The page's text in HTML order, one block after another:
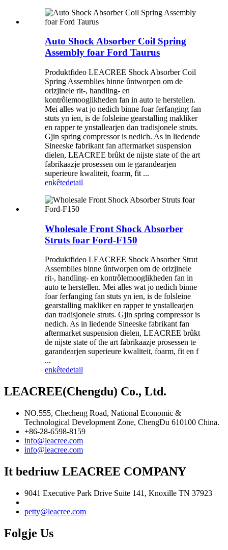
Auto Shock Absorber Coil Spring
Assembly foar Ford Taurus
Produktfideo LEACREE Shock Absorber Coil
Spring Assemblies binne ûntworpen om de
orizjinele rit-, handling- en
kontrôlemooglikheden fan in auto te herstellen.
Mei alles wat jo nedich binne foar ferfanging fan
stuts yn ien, is de folsleine gearstalling makliker
en rapper te ynstallearjen dan tradisjonele struts.
Gjin spring compressor is nedich. As in liedende
Sineeske fabrikant fan aftermarket suspension
dielen, LEACREE brûkt de nijste state of the art
fabrikaazje prosessen om te garandearjen
superieure kwaliteit, foarm, fit ...
enkêtedetail
Wholesale Front Shock Absorber
Struts foar Ford-F150
Produktfideo LEACREE Shock Absorber Strut
Assemblies binne ûntworpen om de orizjinele
rit-, handling- en kontrôlemooglikheden fan in
auto te herstellen. Mei alles wat jo nedich binne
foar ferfanging fan stuts yn ien, is de folsleine
gearstalling makliker en rapper te ynstallearjen
dan tradisjonele struts. Gjin spring compressor is
nedich. As in liedende Sineeske fabrikant fan
aftermarket suspension dielen, LEACREE brûkt
de nijste state of the art fabrikaazje prosessen te
garandearjen superieure kwaliteit, foarm, fit en f
...
enkêtedetail
LEACREE(Chengdu) Co., Ltd.
NO.555, Checheng Road, National Economic &
Technological Development Zone, ChengDu 610100 China.
+86-28-6598-8159
info@leacree.com
info@leacree.com
It bedriuw LEACREE COMPANY
9041 Executive Park Drive Suite 141, Knoxille TN 37923
petty@leacree.com
Folgje Us